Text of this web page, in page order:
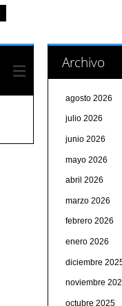
Archivo
agosto 2026
julio 2026
junio 2026
mayo 2026
abril 2026
marzo 2026
febrero 2026
enero 2026
diciembre
noviembre
octubre 2025